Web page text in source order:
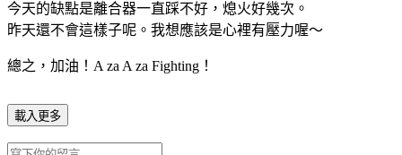
今天的缺點是離合器一直踩不好，熄火好幾次。
昨天還不會這樣子呢。我想應該是心裡有壓力喔～
總之，加油！A za A za Fighting！
載入更多